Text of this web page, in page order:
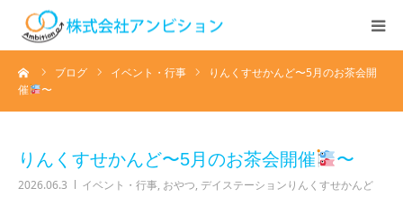
ブログ イベント・行事
りんくすせかんど〜5月のお茶会開
催
〜
りんくすせかんど〜5月のお茶会開催 〜
2026.06.3 イベント・行事, おやつ, デイステーションりんくすせかんど
ホーム
サービス紹介